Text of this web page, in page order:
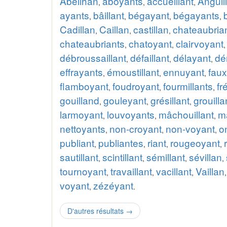
, , ,
ayants, bâillant, bégayant, bégayants,
Cadillan, Caillan, castillan,
chateaubriants, chatoyant, clairvoyant,
débroussaillant, défaillant, délayant,
effrayants, émoustillant, ennuyant,
flamboyant, foudroyant, fourmillants,
gouilland, gouleyant, grésillant,
larmoyant, louvoyants, mâchouillant,
nettoyants, non-croyant, non-voyant,
publiant, publiantes, riant, rougeoyant,
sautillant, scintillant, sémillant, sévillan,
tournoyant, travaillant, vacillant, Vaillan
voyant, zézéyant.
D'autres résultats →